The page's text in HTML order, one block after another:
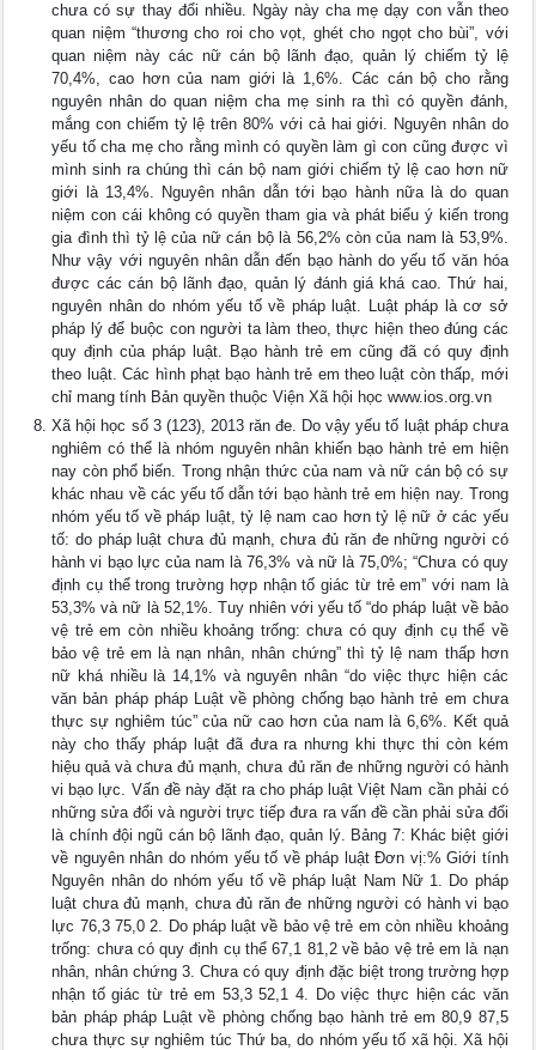
chưa có sự thay đổi nhiều. Ngày này cha mẹ dạy con vẫn theo
quan niệm “thương cho roi cho vọt, ghét cho ngọt cho bùi”, với
quan niệm này các nữ cán bộ lãnh đạo, quản lý chiếm tỷ lệ
70,4%, cao hơn của nam giới là 1,6%. Các cán bộ cho rằng
nguyên nhân do quan niệm cha mẹ sinh ra thì có quyền đánh,
mắng con chiếm tỷ lệ trên 80% với cả hai giới. Nguyên nhân do
yếu tố cha mẹ cho rằng mình có quyền làm gì con cũng được vì
mình sinh ra chúng thì cán bộ nam giới chiếm tỷ lệ cao hơn nữ
giới là 13,4%. Nguyên nhân dẫn tới bạo hành nữa là do quan
niệm con cái không có quyền tham gia và phát biểu ý kiến trong
gia đình thì tỷ lệ của nữ cán bộ là 56,2% còn của nam là 53,9%.
Như vậy với nguyên nhân dẫn đến bạo hành do yếu tố văn hóa
được các cán bộ lãnh đạo, quản lý đánh giá khá cao. Thứ hai,
nguyên nhân do nhóm yếu tố về pháp luật. Luật pháp là cơ sở
pháp lý để buộc con người ta làm theo, thực hiện theo đúng các
quy định của pháp luật. Bạo hành trẻ em cũng đã có quy định
theo luật. Các hình phạt bạo hành trẻ em theo luật còn thấp, mới
chỉ mang tính Bản quyền thuộc Viện Xã hội học www.ios.org.vn
Xã hội học số 3 (123), 2013 răn đe. Do vậy yếu tố luật pháp chưa
nghiêm có thể là nhóm nguyên nhân khiến bạo hành trẻ em hiện
nay còn phổ biến. Trong nhận thức của nam và nữ cán bộ có sự
khác nhau về các yếu tố dẫn tới bạo hành trẻ em hiện nay. Trong
nhóm yếu tố về pháp luật, tỷ lệ nam cao hơn tỷ lệ nữ ở các yếu
tố: do pháp luật chưa đủ mạnh, chưa đủ răn đe những người có
hành vi bạo lực của nam là 76,3% và nữ là 75,0%; “Chưa có quy
định cụ thể trong trường hợp nhận tố giác từ trẻ em” với nam là
53,3% và nữ là 52,1%. Tuy nhiên với yếu tố “do pháp luật về bảo
vệ trẻ em còn nhiều khoảng trống: chưa có quy định cụ thể về
bảo vệ trẻ em là nạn nhân, nhân chứng” thì tỷ lệ nam thấp hơn
nữ khá nhiều là 14,1% và nguyên nhân “do việc thực hiện các
văn bản pháp pháp Luật về phòng chống bạo hành trẻ em chưa
thực sự nghiêm túc” của nữ cao hơn của nam là 6,6%. Kết quả
này cho thấy pháp luật đã đưa ra nhưng khi thực thi còn kém
hiệu quả và chưa đủ mạnh, chưa đủ răn đe những người có hành
vi bạo lực. Vấn đề này đặt ra cho pháp luật Việt Nam cần phải có
những sửa đổi và người trực tiếp đưa ra vấn đề cần phải sửa đổi
là chính đội ngũ cán bộ lãnh đạo, quản lý. Bảng 7: Khác biệt giới
về nguyên nhân do nhóm yếu tố về pháp luật Đơn vị:% Giới tính
Nguyên nhân do nhóm yếu tố về pháp luật Nam Nữ 1. Do pháp
luật chưa đủ mạnh, chưa đủ răn đe những người có hành vi bạo
lực 76,3 75,0 2. Do pháp luật về bảo vệ trẻ em còn nhiều khoảng
trống: chưa có quy định cụ thể 67,1 81,2 về bảo vệ trẻ em là nạn
nhân, nhân chứng 3. Chưa có quy định đặc biệt trong trường hợp
nhận tố giác từ trẻ em 53,3 52,1 4. Do việc thực hiện các văn
bản pháp pháp Luật về phòng chống bạo hành trẻ em 80,9 87,5
chưa thực sự nghiêm túc Thứ ba, do nhóm yếu tố xã hội. Xã hội